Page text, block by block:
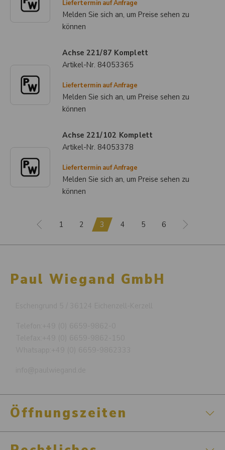
Liefertermin auf Anfrage
Melden Sie sich an, um Preise sehen zu
können
Achse 221/87 Komplett
Artikel-Nr. 84053365
Liefertermin auf Anfrage
Melden Sie sich an, um Preise sehen zu
können
Achse 221/102 Komplett
Artikel-Nr. 84053378
Liefertermin auf Anfrage
Melden Sie sich an, um Preise sehen zu
können
1 2 3 4 5 6
Paul Wiegand GmbH
Öffnungszeiten